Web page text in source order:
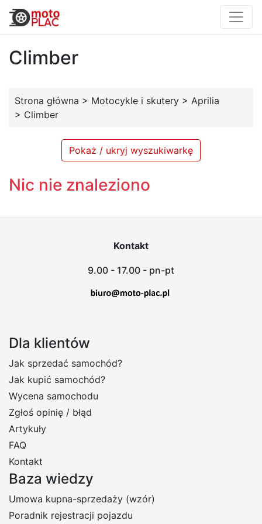
Climber
Strona główna > Motocykle i skutery > Aprilia
> Climber
Pokaż / ukryj wyszukiwarkę
Nic nie znaleziono
Kontakt
9.00 - 17.00 - pn-pt
Dla klientów
Jak sprzedać samochód?
Jak kupić samochód?
Wycena samochodu
Zgłoś opinię / błąd
Artykuły
FAQ
Kontakt
Baza wiedzy
Umowa kupna-sprzedaży (wzór)
Poradnik rejestracji pojazdu